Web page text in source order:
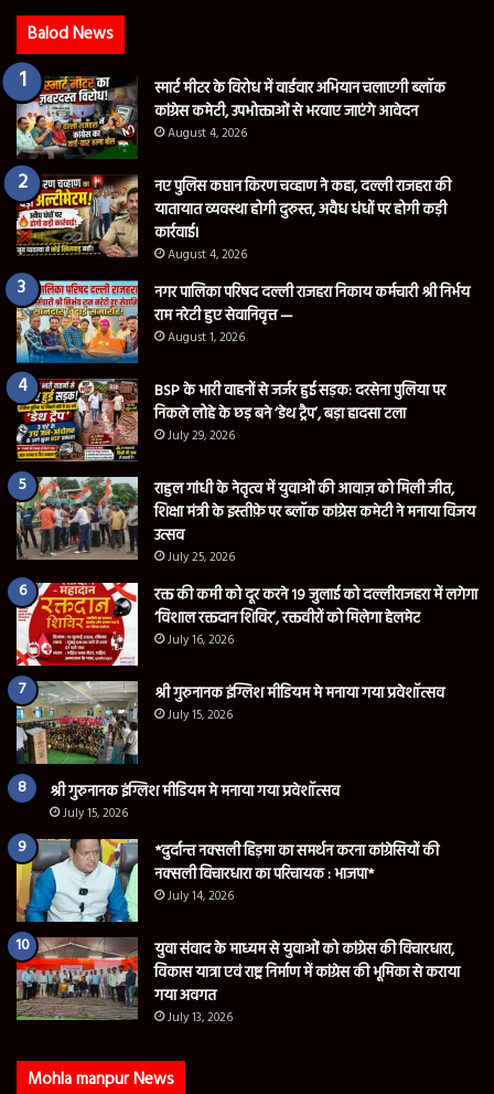
Balod News
स्मार्ट मीटर के विरोध में वार्डवार अभियान चलाएगी ब्लॉक
कांग्रेस कमेटी, उपभोक्ताओं से भरवाए जाएंगे आवेदन
August 4, 2026
नए पुलिस कप्तान किरण चव्हाण ने कहा, दल्ली राजहरा की
यातायात व्यवस्था होगी दुरुस्त, अवैध धंधों पर होगी कड़ी
कार्रवाई।
August 4, 2026
नगर पालिका परिषद दल्ली राजहरा निकाय कर्मचारी श्री निर्भय
राम नरेटी हुए सेवानिवृत्त —
August 1, 2026
BSP के भारी वाहनों से जर्जर हुई सड़क: दरसेना पुलिया पर
निकले लोहे के छड़ बने ‘डेथ ट्रैप’, बड़ा हादसा टला
July 29, 2026
राहुल गांधी के नेतृत्व में युवाओं की आवाज़ को मिली जीत,
शिक्षा मंत्री के इस्तीफ़े पर ब्लॉक कांग्रेस कमेटी ने मनाया विजय
उत्सव
July 25, 2026
रक्त की कमी को दूर करने 19 जुलाई को दल्लीराजहरा में लगेगा
‘विशाल रक्तदान शिविर’, रक्तवीरों को मिलेगा हेलमेट
July 16, 2026
श्री गुरुनानक इंग्लिश मीडियम मे मनाया गया प्रवेशॉत्सव
July 15, 2026
श्री गुरुनानक इंग्लिश मीडियम मे मनाया गया प्रवेशॉत्सव
July 15, 2026
*दुर्दान्त नक्सली हिड़मा का समर्थन करना कांग्रेसियों की
नक्सली विचारधारा का परिचायक : भाजपा*
July 14, 2026
युवा संवाद के माध्यम से युवाओं को कांग्रेस की विचारधारा,
विकास यात्रा एवं राष्ट्र निर्माण में कांग्रेस की भूमिका से कराया
गया अवगत
July 13, 2026
Mohla manpur News